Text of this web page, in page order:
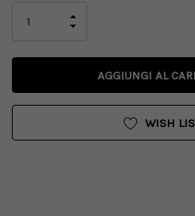
QUANTITÀ
UNDEFINED
AUMENTA
DI
UNDEFINED
WISH